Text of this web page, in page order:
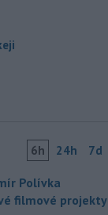
6h 24h 7d
Polívka
filmové projekty